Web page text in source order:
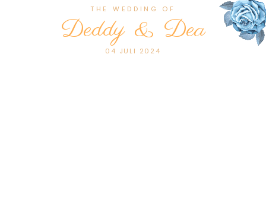
THE WEDDING OF
Deddy & Dea
04 JULI 2024